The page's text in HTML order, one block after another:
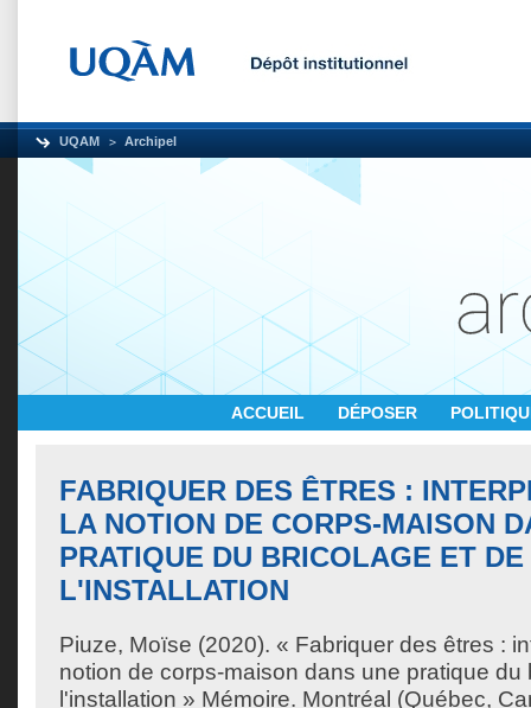
UQAM Archipel
ACCUEIL DÉPOSER
FABRIQUER DES ÊTRES :
LA NOTION DE CORPS-MAISON
PRATIQUE DU BRICOLAGE ET DE
L'INSTALLATION
Piuze, Moïse (2020). « Fabriquer des êtres :
notion de corps-maison dans une pratique du
l'installation » Mémoire. Montréal (Québec,